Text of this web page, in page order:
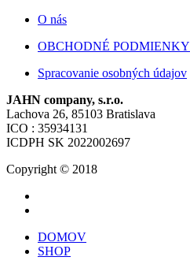
O nás
OBCHODNÉ PODMIENKY
Spracovanie osobných údajov
JAHN company, s.r.o.
Lachova 26, 85103 Bratislava
ICO : 35934131
ICDPH SK 2022002697
Copyright © 2018
DOMOV
SHOP